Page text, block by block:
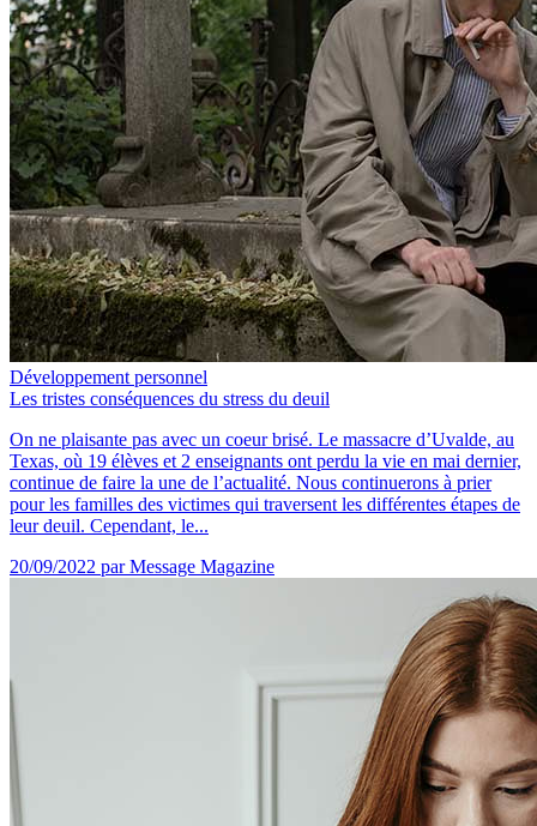
Développement personnel
Les tristes conséquences du stress du deuil
On ne plaisante pas avec un coeur brisé. Le massacre d’Uvalde, au
Texas, où 19 élèves et 2 enseignants ont perdu la vie en mai dernier,
continue de faire la une de l’actualité. Nous continuerons à prier
pour les familles des victimes qui traversent les différentes étapes de
leur deuil. Cependant, le...
20/09/2022 par Message Magazine